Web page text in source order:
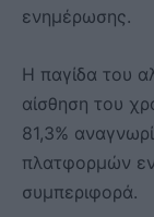
ενημέρωσης.
Η παγίδα του
αίσθηση του
81,3%
πλατφορμών
συμπεριφορά.